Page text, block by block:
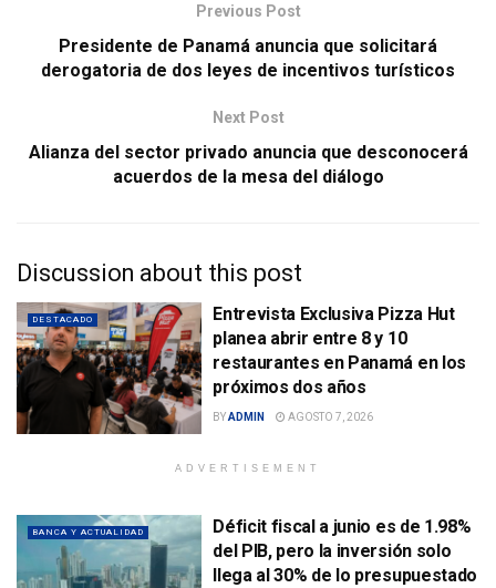
Previous Post
Presidente de Panamá anuncia que solicitará
derogatoria de dos leyes de incentivos turísticos
Next Post
Alianza del sector privado anuncia que desconocerá
acuerdos de la mesa del diálogo
Discussion about this post
DESTACADO
Entrevista Exclusiva Pizza Hut
planea abrir entre 8 y 10
restaurantes en Panamá en los
próximos dos años
BYADMIN AGOSTO 7, 2026
ADVERTISEMENT
BANCA Y ACTUALIDAD
Déficit fiscal a junio es de 1.98%
del PIB, pero la inversión solo
llega al 30% de lo presupuestado